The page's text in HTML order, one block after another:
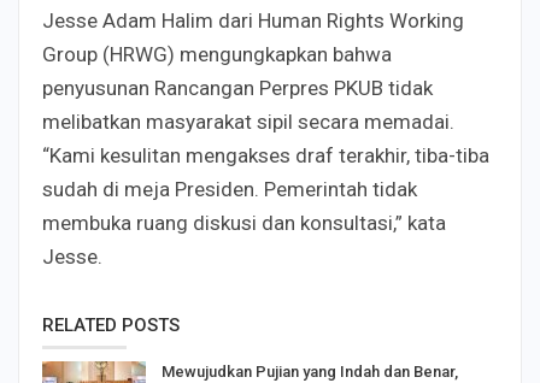
Jesse Adam Halim dari Human Rights Working
Group (HRWG) mengungkapkan bahwa
penyusunan Rancangan Perpres PKUB tidak
melibatkan masyarakat sipil secara memadai.
“Kami kesulitan mengakses draf terakhir, tiba-tiba
sudah di meja Presiden. Pemerintah tidak
membuka ruang diskusi dan konsultasi,” kata
Jesse.
RELATED POSTS
Mewujudkan Pujian yang Indah dan Benar,